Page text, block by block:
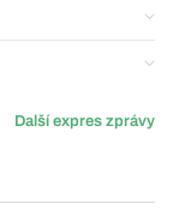
Další expres zprávy